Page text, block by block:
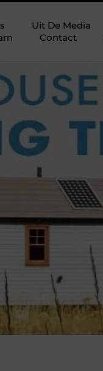
Uit De Media
Contact